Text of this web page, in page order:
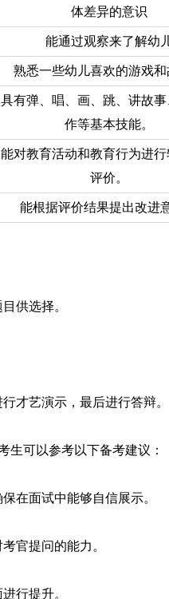
体差异的意识
能通过观察来了解幼
熟悉一些幼儿喜欢的游戏和
具有弹、唱、画、跳、讲故事
作等基本技能。
能对教育活动和教育行为进
评价。
能根据评价结果提出改进
供选择。
才艺演示，最后进行答辩。
生可以参考以下备考建议：
在面试中能够自信展示。
官提问的能力。
行提升。